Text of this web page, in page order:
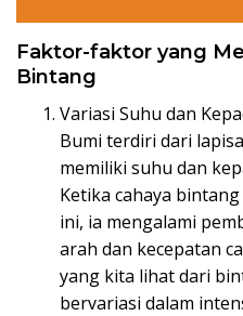
Faktor-faktor yang
Bintang
Variasi Suhu dan
Bumi terdiri dari
memiliki suhu dan
Ketika cahaya
ini, ia mengalami
arah dan kecepatan
yang kita lihat dari
bervariasi dalam